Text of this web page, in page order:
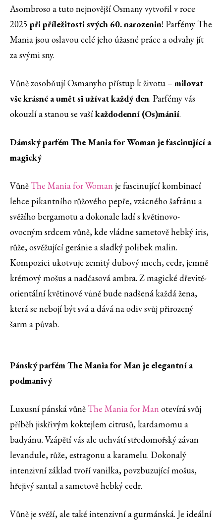
Asombroso a tuto nejnovější Osmany vytvořil v roce
2025 při příležitosti svých 60. narozenin! Parfémy The
Mania jsou oslavou celé jeho úžasné práce a odvahy jít
za svými sny.
Vůně zosobňují Osmanyho přístup k životu – milovat
vše krásné a umět si užívat každý den. Parfémy vás
okouzlí a stanou se vašíkaždodenní (Os)mánií.
Dámský parfém The Mania for Woman je fascinující a
magický
Vůně The Mania for Woman je fascinující kombinací
lehce pikantního růžového pepře, vzácného šafránu a
svěžího bergamotu a dokonale ladí s květinovo-
ovocným srdcem vůně, kde vládne sametově hebký iris,
růže, osvěžující geránie a sladký polibek malin.
Kompozici ukotvuje zemitý dubový mech, cedr, jemně
krémový mošus a nadčasová ambra. Z magické dřevitě-
orientální květinové vůně bude nadšená každá žena,
která se nebojí být svá a dává na odiv svůj přirozený
šarm a půvab.
Pánský parfém The Mania for Man je elegantní a
podmanivý
Luxusní pánská vůně The Mania for Man otevírá svůj
příběh jiskřivým koktejlem citrusů, kardamomu a
badyánu. Vzápětí vás ale uchvátí středomořský závan
levandule, růže, estragonu a karamelu. Dokonalý
intenzivní základ tvoří vanilka, povzbuzující mošus,
hřejivý santal a sametově hebký cedr.
Vůně je svěží, ale také intenzivní a gurmánská. Je ideální